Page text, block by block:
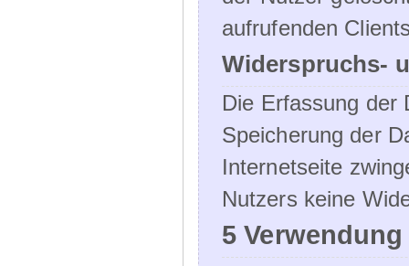
aufrufenden
Widerspruchs-
Die Erfassung der
Speicherung der
Internetseite
Nutzers keine
5